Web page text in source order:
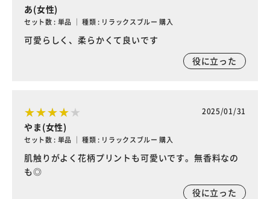
あ(女性)
セット数 : 単品 ｜ 種類 : リラックスブルー 購入
可愛らしく、柔らかくて良いです
役に立った
2025/01/31
やま(女性)
セット数 : 単品 ｜ 種類 : リラックスブルー 購入
肌触りがよく花柄プリントも可愛いです。無香料なの
も◎
役に立った